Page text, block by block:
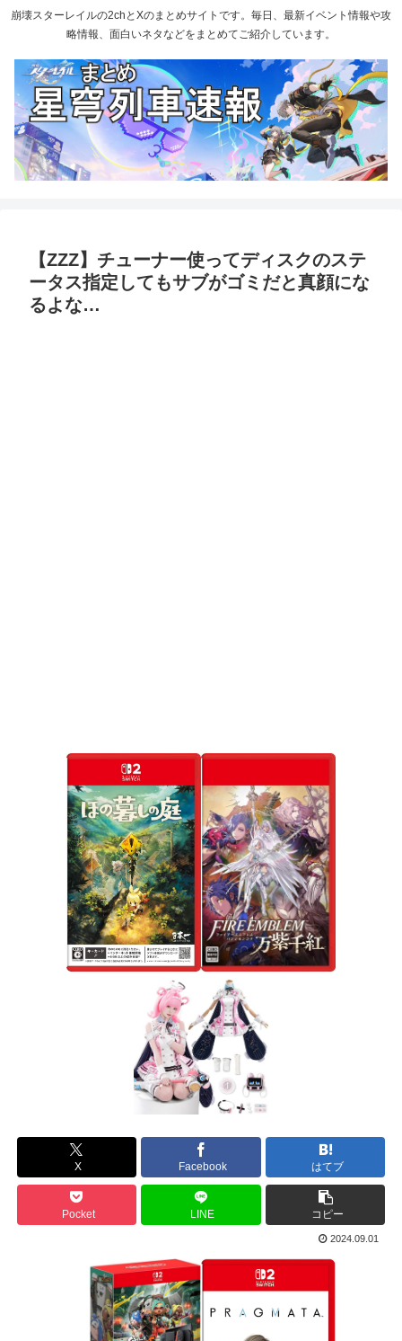
崩壊スターレイルの2chとXのまとめサイトです。毎日、最新イベント情報や攻
略情報、面白いネタなどをまとめてご紹介しています。
【ZZZ】チューナー使ってディスクのステ
ータス指定してもサブがゴミだと真顔にな
るよな…
X Facebook はてブ
Pocket LINE コピー
2024.09.01